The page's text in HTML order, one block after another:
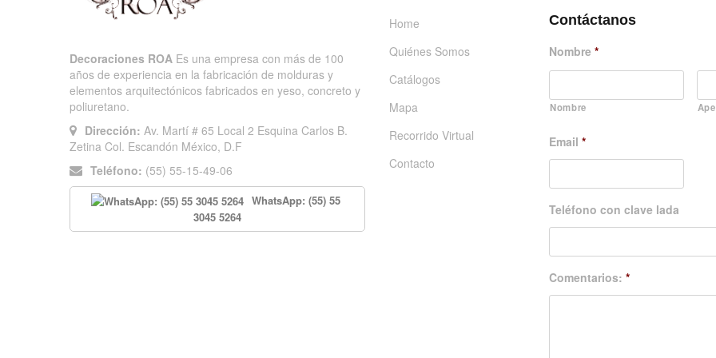
Decoraciones ROA Es una empresa con más de 100
años de experiencia en la fabricación de molduras y
elementos arquitectónicos fabricados en yeso, concreto y
poliuretano.
Dirección: Av. Martí # 65 Local 2 Esquina Carlos B.
Zetina Col. Escandón México, D.F
Teléfono: (55) 55-15-49-06
WhatsApp: (55) 55
3045 5264
Home
Quiénes Somos
Catálogos
Mapa
Recorrido Virtual
Contacto
Contáctanos
Nombre *
Nombre
Email *
Teléfono con clave lada
Comentarios: *